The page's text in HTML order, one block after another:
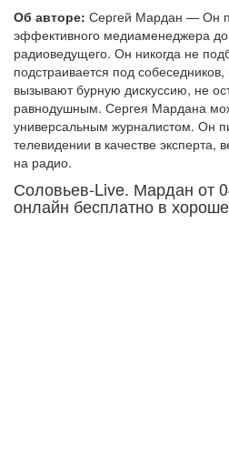
Об авторе: Сергей Мардан — Он
эффективного медиаменеджера
радиоведущего. Он никогда не
подстраивается под собеседников,
вызывают бурную дискуссию, не
равнодушным. Сергея Мардана
универсальным журналистом. Он
телевидении в качестве эксперта,
на радио.
Соловьев-Live. Мардан от
онлайн бесплатно в